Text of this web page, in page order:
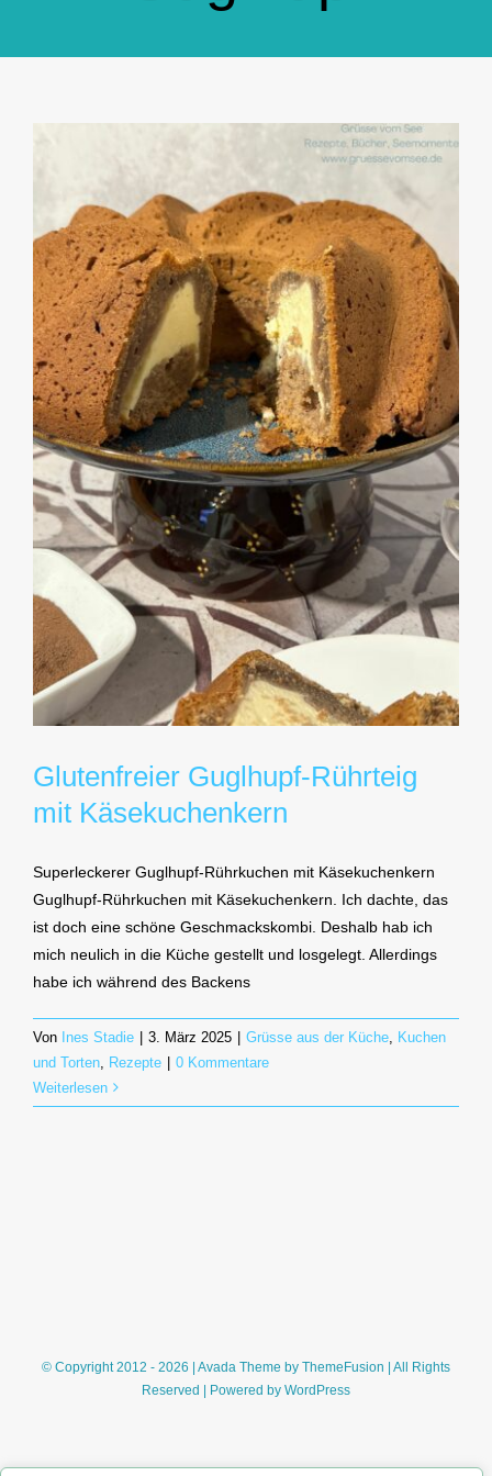
Kontakt
Glutenfreier Guglhupf-Rührteig
mit Käsekuchenkern
Superleckerer Guglhupf-Rührkuchen mit Käsekuchenkern
Guglhupf-Rührkuchen mit Käsekuchenkern. Ich dachte, das
ist doch eine schöne Geschmackskombi. Deshalb hab ich
mich neulich in die Küche gestellt und losgelegt. Allerdings
habe ich während des Backens
Von Ines Stadie | 3. März 2025 | Grüsse aus der Küche Kuchen
und Torten Rezepte | 0 Kommentare
Weiterlesen
© Copyright 2012 - 2026 | Avada Theme by ThemeFusion | All Rights
Reserved | Powered by WordPress